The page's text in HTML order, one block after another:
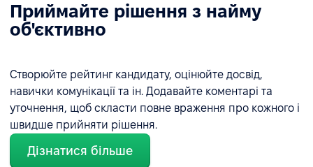
Приймайте рішення з найму
об'єктивно
Створюйте рейтинг кандидату, оцінюйте досвід,
навички комунікації та ін. Додавайте коментарі та
уточнення, щоб скласти повне враження про кожного і
швидше прийняти рішення.
Дізнатися більше